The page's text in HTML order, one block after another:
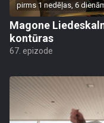
pirms 1 nedēļas, 6
Magone
kontūras
67. epizode